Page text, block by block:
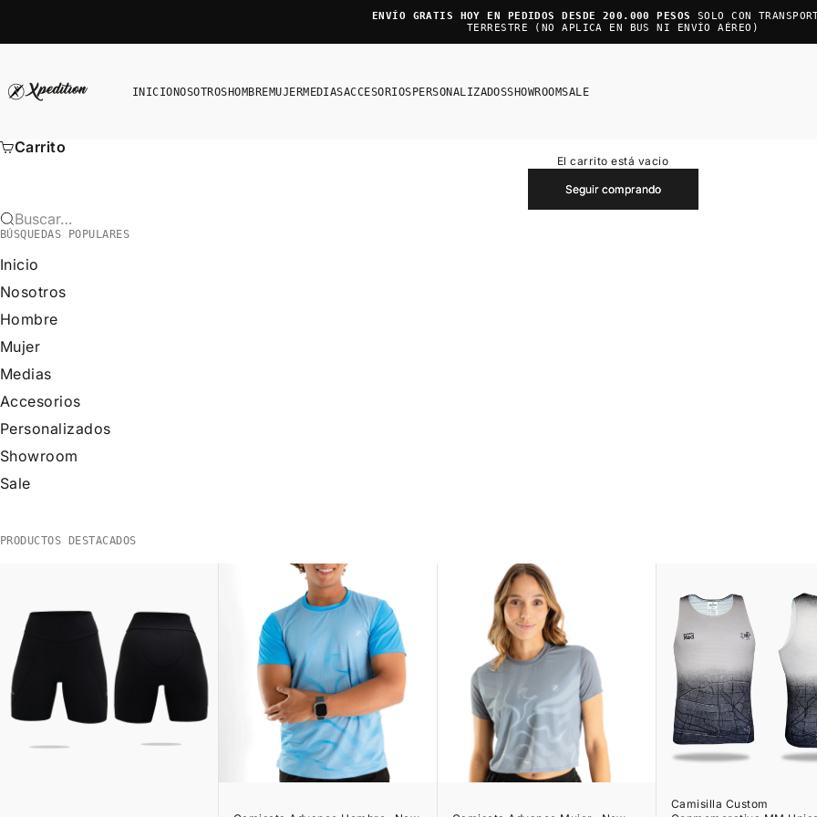
ENVÍO GRATIS HOY EN PEDIDOS DESDE 200.000 PESOS SOLO CON
TERRESTRE (NO APLICA EN BUS NI ENVÍO AÉREO)
INICIONOSOTROSHOMBREMUJERMEDIASACCESORIOSPERSONALIZADOSSHOWROOMSALE
Carrito
El carrito está vacio
Seguir comprando
Buscar…
BÚSQUEDAS POPULARES
Inicio
Nosotros
Hombre
Mujer
Medias
Accesorios
Personalizados
Showroom
Sale
PRODUCTOS DESTACADOS
Camisilla Custom